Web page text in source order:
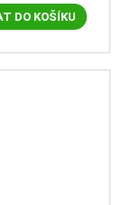
DO KOŠÍKU